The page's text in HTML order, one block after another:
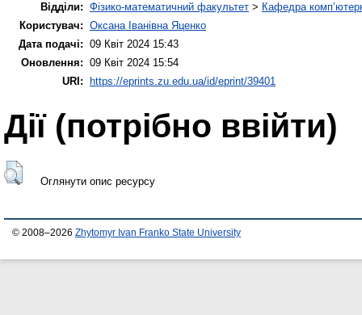
Відділи: Фізико-математичний факультет > Кафедра
Користувач: Оксана Іванівна Яценко
Дата подачі: 09 Квіт 2024 15:43
Оновлення: 09 Квіт 2024 15:54
URI:
https://eprints.zu.edu.ua/id/eprint/39401
Дії ​​(потрібно ввійти)
Оглянути опис ресурсу
© 2008–2026 Zhytomyr Ivan Franko State University